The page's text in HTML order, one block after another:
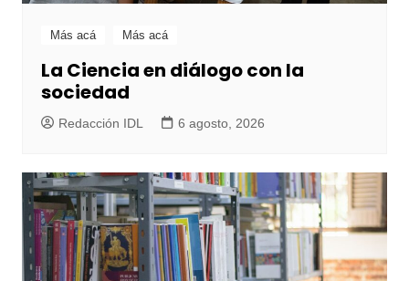
Más acá Más acá
La Ciencia en diálogo con la
sociedad
Redacción IDL 6 agosto, 2026